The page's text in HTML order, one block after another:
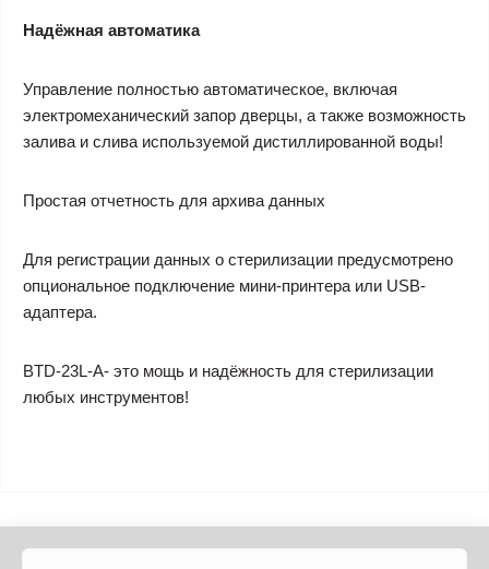
Надёжная автоматика
Управление полностью автоматическое, включая
электромеханический запор дверцы, а также возможность
залива и слива используемой дистиллированной воды!
Простая отчетность для архива данных
Для регистрации данных о стерилизации предусмотрено
опциональное подключение мини-принтера или USB-
адаптера.
BTD-23L-A- это мощь и надёжность для стерилизации
любых инструментов!